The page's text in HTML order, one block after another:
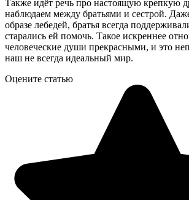
Также идёт речь про настоящую крепкую
наблюдаем между братьями и сестрой.
образе лебедей, братья всегда
старались ей помочь. Такое искреннее
человеческие души прекрасными, и это
наш не всегда идеальный мир.
Оцените статью